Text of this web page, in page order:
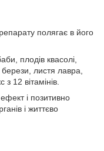
полягає в його
плодів квасолі,
листя лавра,
12 вітамінів.
і позитивно
і життєво